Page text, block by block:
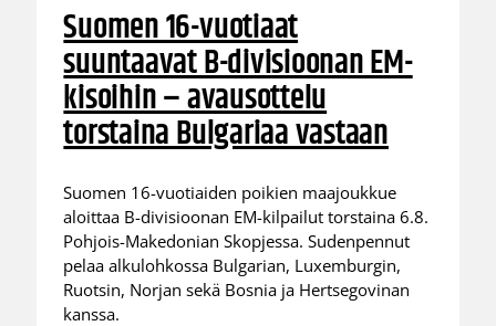
Suomen 16-vuotiaat
suuntaavat B-divisioonan EM-
kisoihin – avausottelu
torstaina Bulgariaa vastaan
Suomen 16-vuotiaiden poikien maajoukkue
aloittaa B-divisioonan EM-kilpailut torstaina 6.8.
Pohjois-Makedonian Skopjessa. Sudenpennut
pelaa alkulohkossa Bulgarian, Luxemburgin,
Ruotsin, Norjan sekä Bosnia ja Hertsegovinan
kanssa.